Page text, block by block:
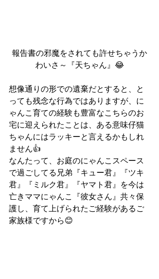
報告書の邪魔をされても許せちゃうか
わいさ～『天ちゃん』😂
想像通りの形での遺棄だとすると、と
っても残念な行為ではありますが、に
ゃんこ育ての経験も豊富なこちらのお
宅に迎えられたことは、ある意味仔猫
ちゃんにはラッキーと言えるかもしれ
ません👍
なんたって、お庭のにゃんこスペース
で過ごしてる兄弟『キュー君』『ツキ
君』『ミルク君』『ヤマト君』を今は
亡きママにゃんこ『彼女さん』共々保
護し、育て上げられたご経験があるご
家族様ですから😊